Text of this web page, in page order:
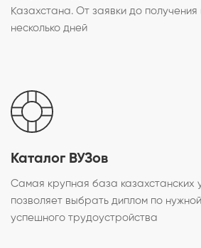
Казахстана. От заявки до получения
несколько дней
Каталог ВУЗов
Самая крупная база казахстанских
позволяет выбрать диплом по
успешного трудоустройства